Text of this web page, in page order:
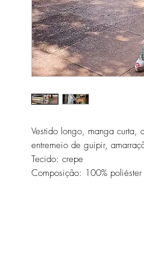
Vestido longo, manga curta,
entremeio de guipir,
Tecido: crepe
Composição: 100% poliéster